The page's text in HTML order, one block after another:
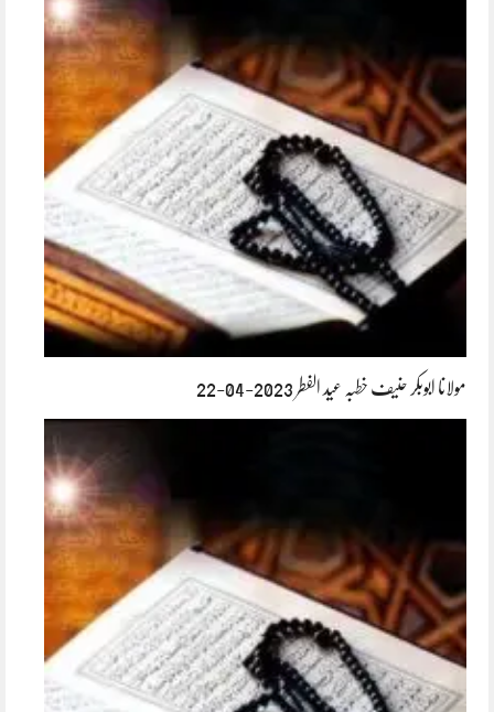
مولانا ابوبکر حنیف خطبہ عید الفطر 2023-04-22